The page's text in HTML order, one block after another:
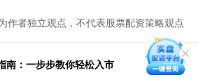
作者独立观点，不代表股票配资策略观点
南：一步步教你轻松入市